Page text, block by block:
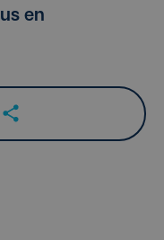
en